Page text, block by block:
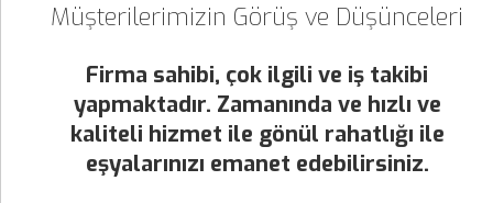
Müşterilerimizin Görüş ve Düşünceleri
Firma sahibi, çok ilgili ve iş takibi
yapmaktadır. Zamanında ve hızlı ve
kaliteli hizmet ile gönül rahatlığı ile
eşyalarınızı emanet edebilirsiniz.